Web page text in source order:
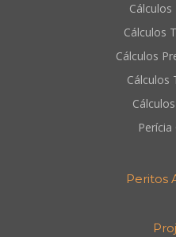
Cálculos
Cálculos
Cálculos
Peritos